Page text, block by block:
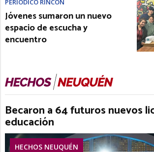
PERIÓDICO RINCÓN
Jóvenes sumaron un nuevo
espacio de escucha y
encuentro
Becaron a 64 futuros nuevos
educación
HECHOS NEUQUÉN